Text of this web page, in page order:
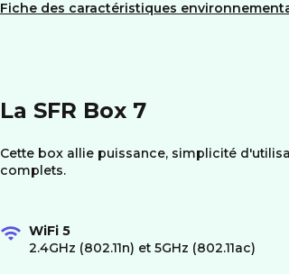
Fiche des caractéristiques
La SFR Box 7
Cette box allie puissance, simplicité
complets.
WiFi 5
2.4GHz (802.11n) et 5GHz (802.11ac)